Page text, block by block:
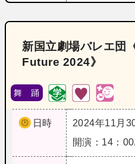
新国立劇場バレエ団
Future 2024》
舞 踊
日時
2024年11月
開演：14：